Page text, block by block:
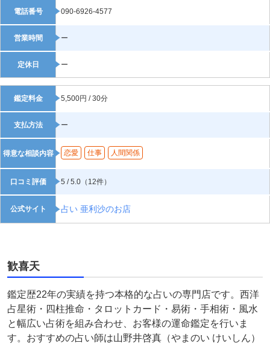
電話番号 090-6926-4577
営業時間 ー
定休日 ー
鑑定料金 5,500円 / 30分
支払方法 ー
得意な相談内容 恋愛 仕事 人間関係
口コミ評価 5 / 5.0（12件）
公式サイト 占い 亜利沙のお店
歓喜天
鑑定歴22年の実績を持つ本格的な占いの専門店です。西洋
占星術・四柱推命・タロットカード・易術・手相術・風水
と幅広い占術を組み合わせ、お客様の運命鑑定を行いま
す。おすすめの占い師は山野井啓真（やまのい けいしん）